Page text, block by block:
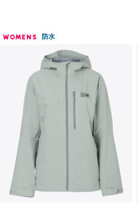
WOMENS 防水